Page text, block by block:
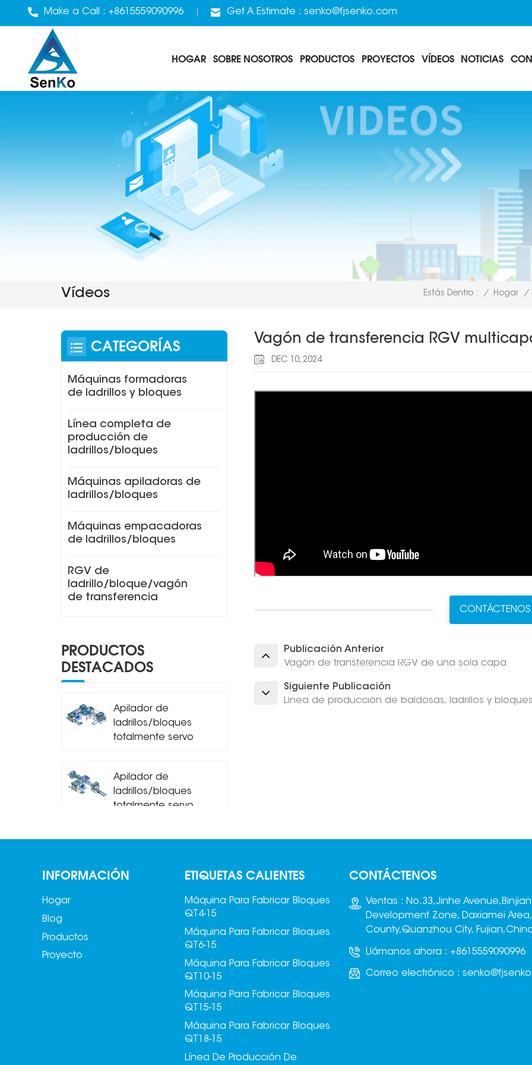
Make a Call : +8615559090996 Get A Estimate : senko@fjsenko.com
HOGAR SOBRE NOSOTROS PRODUCTOS PROYECTOS VÍDEOS NOTICIAS
Vídeos Estás Dentro : / Hogar /
Vagón de transferencia RGV
DEC 10, 2024
CONTÁCTENOS
Publicación Anterior
Vagón de transferencia RGV de una sola capa
Siguiente Publicación
Línea de producción de baldosas, ladrillos y
CATEGORÍAS
Máquinas formadoras
de ladrillos y bloques
Línea completa de
producción de
ladrillos/bloques
Máquinas apiladoras de
ladrillos/bloques
Máquinas empacadoras
de ladrillos/bloques
RGV de
ladrillo/bloque/vagón
de transferencia
PRODUCTOS
DESTACADOS
Apilador de
ladrillos/bloques
totalmente servo
Apilador de
ladrillos/bloques
totalmente servo
totalmente servo
INFORMACIÓN
Hogar
Blog
Productos
Proyecto
ETIQUETAS CALIENTES
Máquina Para Fabricar Bloques
QT4-15
Máquina Para Fabricar Bloques
QT6-15
Máquina Para Fabricar Bloques
QT10-15
Máquina Para Fabricar Bloques
QT15-15
Máquina Para Fabricar Bloques
QT18-15
Línea De Producción De
CONTÁCTENOS
Ventas : No.33,Jinhe
Development Zone, Daxiamei
County,Quanzhou City,
Llámanos ahora : +8615559090996
Correo electrónico :